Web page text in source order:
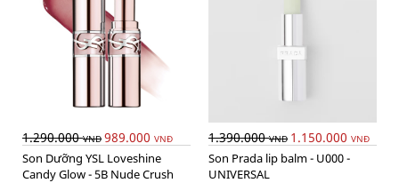
1.290.000VNĐ 989.000 VNĐ
Son Dưỡng YSL Loveshine
Candy Glow - 5B Nude Crush
1.390.000VNĐ 1.150.000 VNĐ
Son Prada lip balm - U000 -
UNIVERSAL